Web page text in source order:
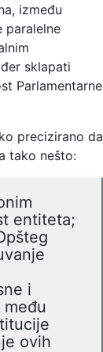
između
paralelne
sklapati
Parlamentarne
precizirano da
tako nešto:
entiteta;
i
ovih